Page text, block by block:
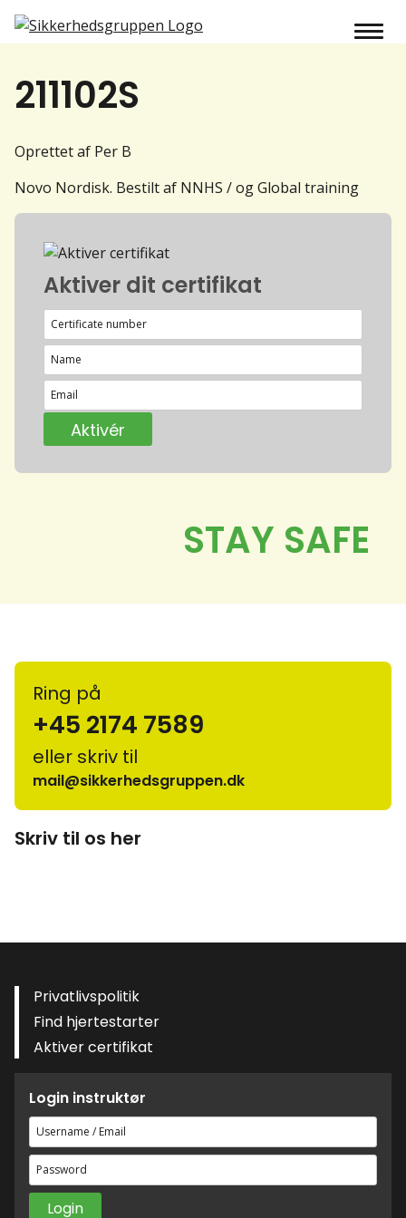
211102S
Oprettet af Per B
Novo Nordisk. Bestilt af NNHS / og Global training
Aktiver dit certifikat
Ring på
+45 2174 7589
eller skriv til
mail@sikkerhedsgruppen.dk
Skriv til os her
Privatlivspolitik
Find hjertestarter
Aktiver certifikat
Login instruktør
Brugernavn
eller
e-
mailadresse
Adgangskode